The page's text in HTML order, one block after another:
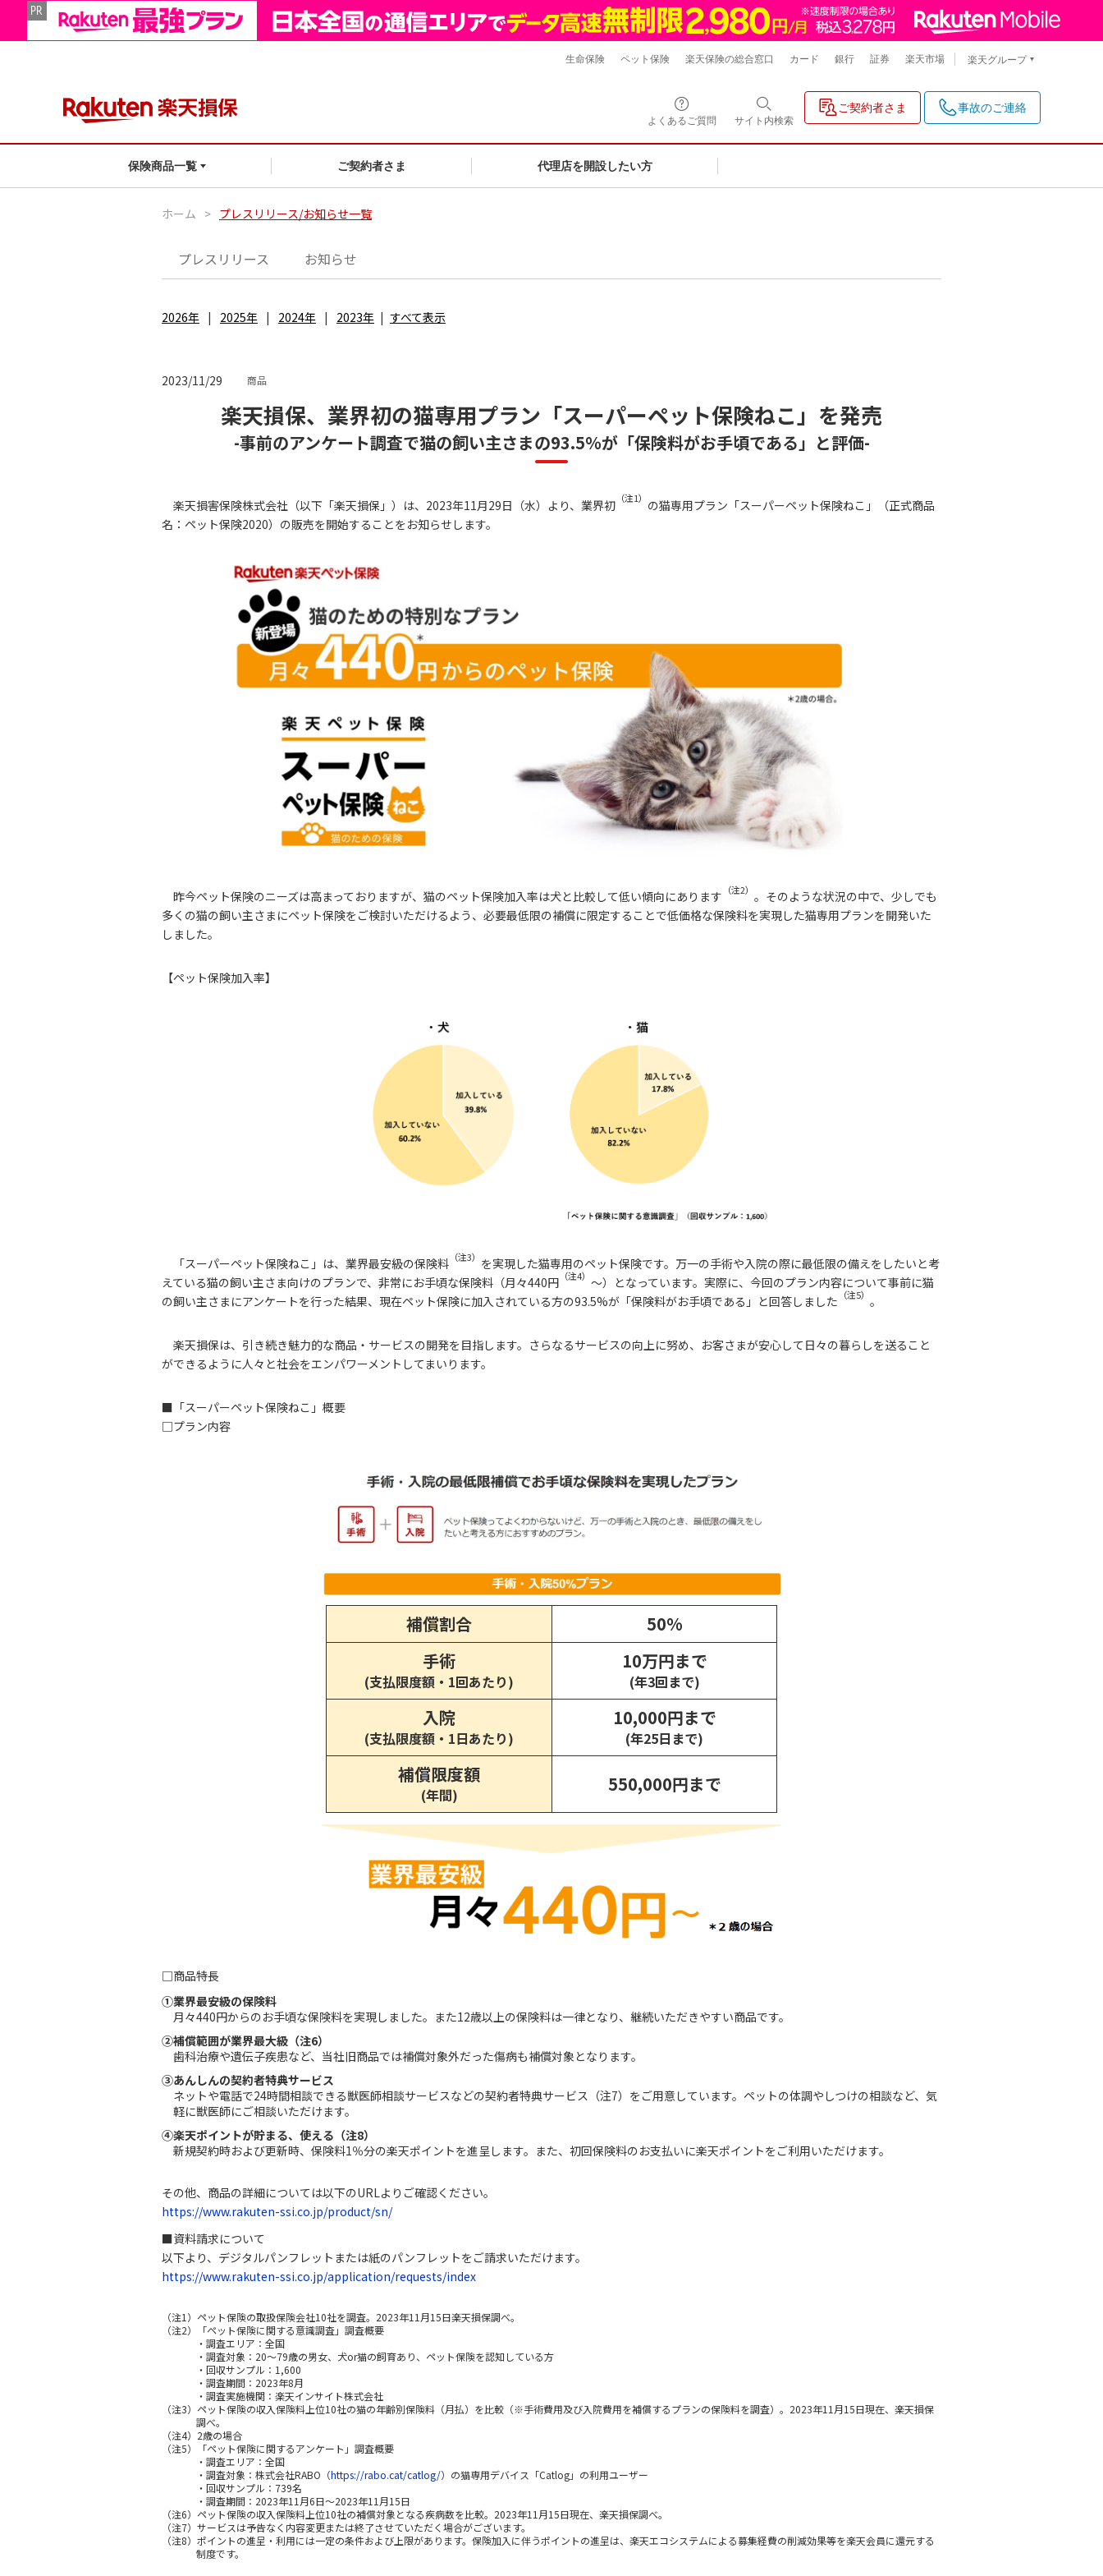
よくあるご質問 サイト内検索
ご契約者さま 事故のご連絡
保険商品一覧 ご契約者さま 代理店を開設したい方
生命保険 ペット保険 楽天保険の総合窓口 カード 銀行 証券 楽天市場 楽天グループ
ホーム > プレスリリース/お知らせ一覧
プレスリリース お知らせ
2026年 2025年 2024年 2023年 すべて表示
2023/11/29 商品
楽天損保、業界初の猫専用プラン「スーパーペット保険ねこ」を発売
-事前のアンケート調査で猫の飼い主さまの93.5％が「保険料がお手頃である」と評価-
楽天損害保険株式会社（以下「楽天損保」）は、2023年11月29日（水）より、業界初 （注1） の猫専用プラン「スーパーペット保険ねこ」（正式商品
名：ペット保険2020）の販売を開始することをお知らせします。
昨今ペット保険のニーズは高まっておりますが、猫のペット保険加入率は犬と比較して低い傾向にあります （注2） 。そのような状況の中で、少しでも
多くの猫の飼い主さまにペット保険をご検討いただけるよう、必要最低限の補償に限定することで低価格な保険料を実現した猫専用プランを開発いた
しました。
【ペット保険加入率】
「スーパーペット保険ねこ」は、業界最安級の保険料 （注3） を実現した猫専用のペット保険です。万一の手術や入院の際に最低限の備えをしたいと考
えている猫の飼い主さま向けのプランで、非常にお手頃な保険料（月々440円 （注4） ～）となっています。実際に、今回のプラン内容について事前に猫
の飼い主さまにアンケートを行った結果、現在ペット保険に加入されている方の93.5%が「保険料がお手頃である」と回答しました （注5） 。
楽天損保は、引き続き魅力的な商品・サービスの開発を目指します。さらなるサービスの向上に努め、お客さまが安心して日々の暮らしを送ること
ができるように人々と社会をエンパワーメントしてまいります。
■「スーパーペット保険ねこ」概要
□プラン内容
補償割合
50%
手術
(支払限度額・1回あたり)
10万円まで
(年3回まで)
入院
(支払限度額・1日あたり)
10,000円まで
(年25日まで)
補償限度額
(年間) 550,000円まで
□商品特長
①業界最安級の保険料
月々440円からのお手頃な保険料を実現しました。また12歳以上の保険料は一律となり、継続いただきやすい商品です。
②補償範囲が業界最大級（注6）
歯科治療や遺伝子疾患など、当社旧商品では補償対象外だった傷病も補償対象となります。
③あんしんの契約者特典サービス
ネットや電話で24時間相談できる獣医師相談サービスなどの契約者特典サービス（注7）をご用意しています。ペットの体調やしつけの相談など、気
軽に獣医師にご相談いただけます。
④楽天ポイントが貯まる、使える（注8）
新規契約時および更新時、保険料1％分の楽天ポイントを進呈します。また、初回保険料のお支払いに楽天ポイントをご利用いただけます。
その他、商品の詳細については以下のURLよりご確認ください。
https://www.rakuten-ssi.co.jp/product/sn/
■資料請求について
以下より、デジタルパンフレットまたは紙のパンフレットをご請求いただけます。
https://www.rakuten-ssi.co.jp/application/requests/index
（注1）ペット保険の取扱保険会社10社を調査。2023年11月15日楽天損保調べ。
（注2）「ペット保険に関する意識調査」調査概要
・調査エリア：全国
・調査対象：20～79歳の男女、犬or猫の飼育あり、ペット保険を認知している方
・回収サンプル：1,600
・調査期間：2023年8月
・調査実施機関：楽天インサイト株式会社
（注3）ペット保険の収入保険料上位10社の猫の年齢別保険料（月払）を比較（※手術費用及び入院費用を補償するプランの保険料を調査）。2023年11月15日現在、楽天損保
調べ。
（注4）2歳の場合
（注5）「ペット保険に関するアンケート」調査概要
・調査エリア：全国
・調査対象：株式会社RABO（https://rabo.cat/catlog/）の猫専用デバイス「Catlog」の利用ユーザー
・回収サンプル：739名
・調査期間：2023年11月6日～2023年11月15日
（注6）ペット保険の収入保険料上位10社の補償対象となる疾病数を比較。2023年11月15日現在、楽天損保調べ。
（注7）サービスは予告なく内容変更または終了させていただく場合がございます。
（注8）ポイントの進呈・利用には一定の条件および上限があります。保険加入に伴うポイントの進呈は、楽天エコシステムによる募集経費の削減効果等を楽天会員に還元する
制度です。